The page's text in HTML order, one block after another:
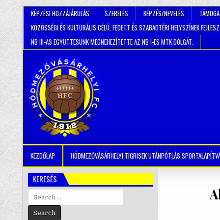
KÉPZÉSI HOZZÁJÁRULÁS SZERELÉS KÉPZÉS/NEVELÉS
KÖZÖSSÉGI ÉS KULTURÁLIS CÉLÚ, FEDETT ÉS SZABADTÉRI HELYSZÍNEK
NB III-AS EGYÜTTESÜNK MEGNEHEZÍTETTE AZ NB I-ES MTK DOLGÁT.
KEZDŐLAP HÓDMEZŐVÁSÁRHELYI TIGRISEK UTÁNPÓTLÁS
KERESÉS
Search
for: